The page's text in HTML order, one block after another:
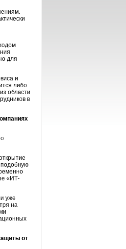
для
и
либо
области
в
подобную
«ИТ-
уже
на
от